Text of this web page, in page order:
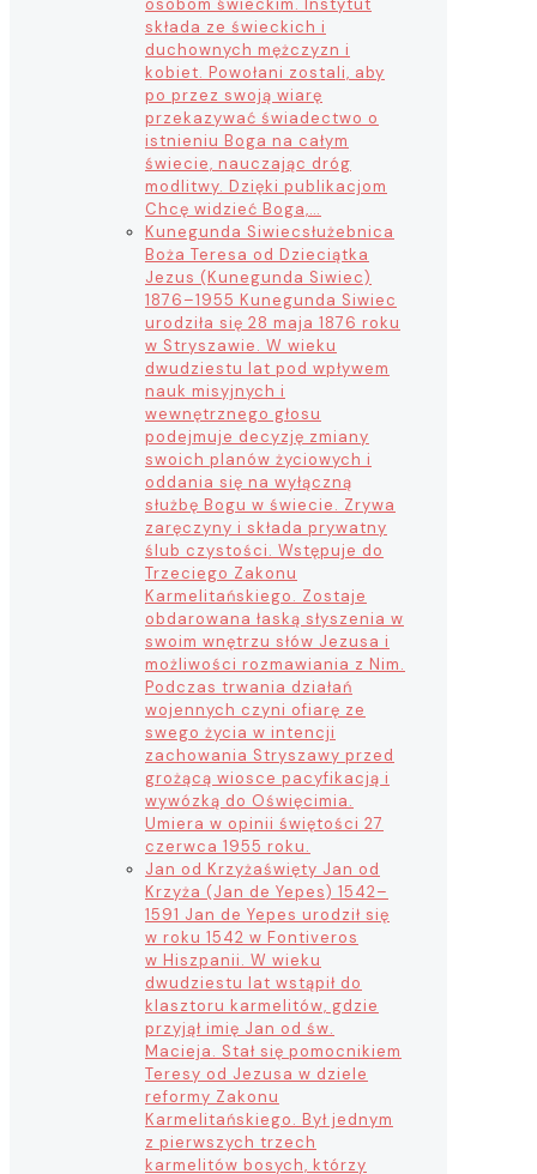
składa ze świeckich i
duchownych mężczyzn i
kobiet. Powołani zostali, aby
po przez swoją wiarę
przekazywać świadectwo o
istnieniu Boga na całym
świecie, nauczając dróg
modlitwy. Dzięki publikacjom
Chcę widzieć Boga,…
Kunegunda Siwiecsłużebnica
Boża Teresa od Dzieciątka
Jezus (Kunegunda Siwiec)
1876–1955 Kunegunda Siwiec
urodziła się 28 maja 1876 roku
w Stryszawie. W wieku
dwudziestu lat pod wpływem
nauk misyjnych i
wewnętrznego głosu
podejmuje decyzję zmiany
swoich planów życiowych i
oddania się na wyłączną
służbę Bogu w świecie. Zrywa
zaręczyny i składa prywatny
ślub czystości. Wstępuje do
Trzeciego Zakonu
Karmelitańskiego. Zostaje
obdarowana łaską słyszenia w
swoim wnętrzu słów Jezusa i
możliwości rozmawiania z Nim.
Podczas trwania działań
wojennych czyni ofiarę ze
swego życia w intencji
zachowania Stryszawy przed
grożącą wiosce pacyfikacją i
wywózką do Oświęcimia.
Umiera w opinii świętości 27
czerwca 1955 roku.
Jan od Krzyżaświęty Jan od
Krzyża (Jan de Yepes) 1542–
1591 Jan de Yepes urodził się
w roku 1542 w Fontiveros
w Hiszpanii. W wieku
dwudziestu lat wstąpił do
klasztoru karmelitów, gdzie
przyjął imię Jan od św.
Macieja. Stał się pomocnikiem
Teresy od Jezusa w dziele
reformy Zakonu
Karmelitańskiego. Był jednym
z pierwszych trzech
karmelitów bosych, którzy